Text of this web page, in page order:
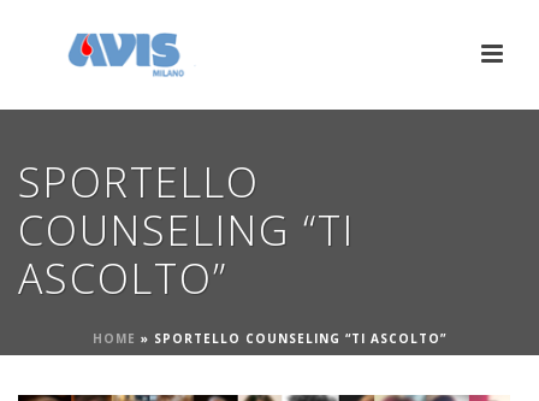
SPORTELLO
COUNSELING “TI
ASCOLTO”
HOME » SPORTELLO COUNSELING “TI ASCOLTO”